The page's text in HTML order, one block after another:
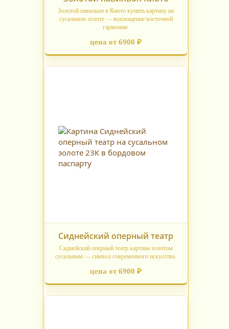
Золотой павильон в Киото купить картину на
сусальном золоте — воплощение восточной
гармонии.
цена от 6900 ₽
Сиднейский оперный театр
Сиднейский оперный театр картина золотом
сусальным — символ современного искусства.
цена от 6900 ₽